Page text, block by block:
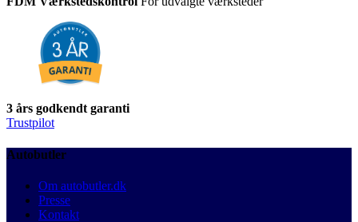
3 års godkendt garanti
Trustpilot
Autobutler
Om autobutler.dk
Presse
Kontakt